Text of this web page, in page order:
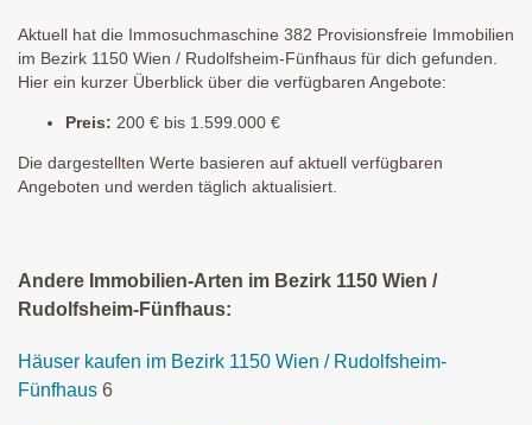
Aktuell hat die Immosuchmaschine 382 Provisionsfreie Immobilien
im Bezirk 1150 Wien / Rudolfsheim-Fünfhaus für dich gefunden.
Hier ein kurzer Überblick über die verfügbaren Angebote:
Preis: 200 € bis 1.599.000 €
Die dargestellten Werte basieren auf aktuell verfügbaren
Angeboten und werden täglich aktualisiert.
Andere Immobilien-Arten im Bezirk 1150 Wien /
Rudolfsheim-Fünfhaus:
Häuser kaufen im Bezirk 1150 Wien / Rudolfsheim-
Fünfhaus 6